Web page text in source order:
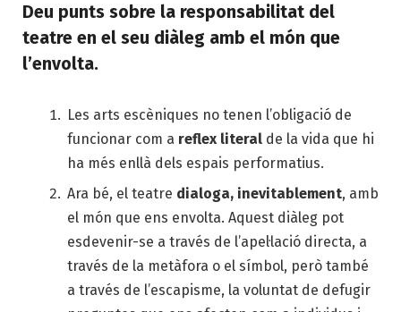
Deu punts sobre la responsabilitat del
teatre en el seu diàleg amb el món que
l’envolta.
Les arts escèniques no tenen l’obligació de
funcionar com a reflex literal de la vida que hi
ha més enllà dels espais performatius.
Ara bé, el teatre dialoga, inevitablement, amb
el món que ens envolta. Aquest diàleg pot
esdevenir-se a través de l’apel·lació directa, a
través de la metàfora o el símbol, però també
a través de l’escapisme, la voluntat de defugir